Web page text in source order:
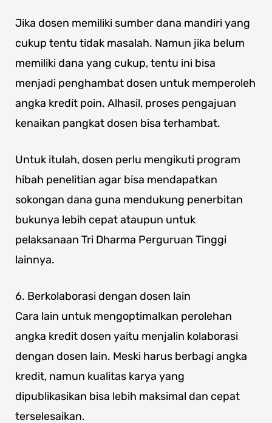
Jika dosen memiliki sumber dana mandiri yang
cukup tentu tidak masalah. Namun jika belum
memiliki dana yang cukup, tentu ini bisa
menjadi penghambat dosen untuk memperoleh
angka kredit poin. Alhasil, proses pengajuan
kenaikan pangkat dosen bisa terhambat.
Untuk itulah, dosen perlu mengikuti program
hibah penelitian agar bisa mendapatkan
sokongan dana guna mendukung penerbitan
bukunya lebih cepat ataupun untuk
pelaksanaan Tri Dharma Perguruan Tinggi
lainnya.
6. Berkolaborasi dengan dosen lain
Cara lain untuk mengoptimalkan perolehan
angka kredit dosen yaitu menjalin kolaborasi
dengan dosen lain. Meski harus berbagi angka
kredit, namun kualitas karya yang
dipublikasikan bisa lebih maksimal dan cepat
terselesaikan.